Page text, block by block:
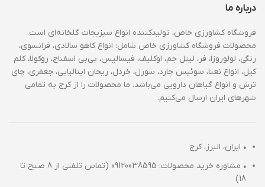
درباره ما
فروشگاه کشاورزی خاص، تولیدکننده انواع سبزیجات گلخانه‌ای است.
محصولات فروشگاه کشاورزی خاص شامل: انواع کاهو سالادی، فرانسوی،
رنگی، لولوروزا، فر، لیتل جم، اوکلیف، فیسالیس، بی‌بی اسفناج، روکولا، کلم
کیل، انواع نعنا، سوئیس چارد، سورل، خردل، ریحان ایتالیایی، جعفری، چای
ترش و انواع گیاهان دارویی می‌باشد. ما محصولات را از کرج به تمامی
شهرهای ایران ارسال می‌کنیم.
• ایران، البرز، کرج
•
مشاوره خرید محصولات: 09120038595 (تماس تلفنی از 8 صبح تا
18)